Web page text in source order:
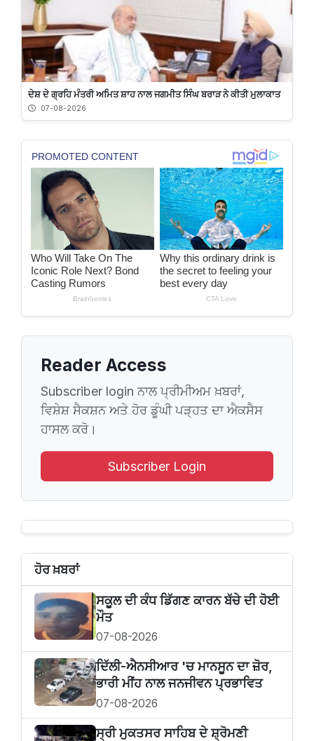
ਦੇਸ਼ ਦੇ ਗ੍ਰਹਿ ਮੰਤਰੀ ਅਮਿਤ ਸ਼ਾਹ ਨਾਲ ਜਗਮੀਤ ਸਿੰਘ ਬਰਾੜ ਨੇ ਕੀਤੀ ਮੁਲਾਕਾਤ
07-08-2026
Reader Access
Subscriber login ਨਾਲ ਪ੍ਰੀਮੀਅਮ ਖ਼ਬਰਾਂ,
ਵਿਸ਼ੇਸ਼ ਸੈਕਸ਼ਨ ਅਤੇ ਹੋਰ ਡੂੰਘੀ ਪੜ੍ਹਤ ਦਾ ਐਕਸੈਸ
ਹਾਸਲ ਕਰੋ।
Subscriber Login
ਹੋਰ ਖ਼ਬਰਾਂ
ਸਕੂਲ ਦੀ ਕੰਧ ਡਿੱਗਣ ਕਾਰਨ ਬੱਚੇ ਦੀ ਹੋਈ
ਮੌਤ
07-08-2026
ਦਿੱਲੀ-ਐਨਸੀਆਰ 'ਚ ਮਾਨਸੂਨ ਦਾ ਜ਼ੋਰ,
ਭਾਰੀ ਮੀਂਹ ਨਾਲ ਜਨਜੀਵਨ ਪ੍ਰਭਾਵਿਤ
07-08-2026
ਸ੍ਰੀ ਮੁਕਤਸਰ ਸਾਹਿਬ ਦੇ ਸ਼੍ਰੋਮਣੀ